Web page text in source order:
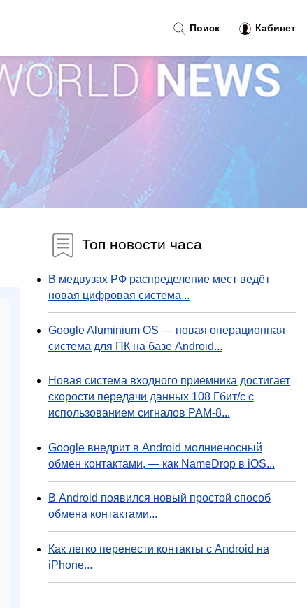
Топ новости часа
В медвузах РФ распределение мест ведёт
новая цифровая система...
Google Aluminium OS — новая операционная
система для ПК на базе Android...
Новая система входного приемника достигает
скорости передачи данных 108 Гбит/с с
использованием сигналов PAM-8...
Google внедрит в Android молниеносный
обмен контактами, — как NameDrop в iOS...
В Android появился новый простой способ
обмена контактами...
Как легко перенести контакты с Android на
iPhone...
Поиск Кабинет